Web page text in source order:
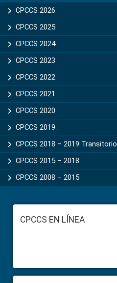
Sidebar
CPCCS 2026
CPCCS 2025
CPCCS 2024
CPCCS 2023
CPCCS 2022
CPCCS 2021
CPCCS 2020
CPCCS 2019 .
CPCCS 2018 – 2019 Transitorio
CPCCS 2015 – 2018
CPCCS 2008 – 2015
FooterCPCCS EN LÍNEA